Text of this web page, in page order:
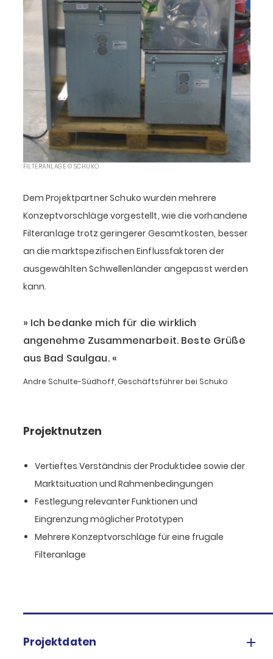
FILTERANLAGE © SCHUKO
Dem Projektpartner Schuko wurden mehrere
Konzeptvorschläge vorgestellt, wie die vorhandene
Filteranlage trotz geringerer Gesamtkosten, besser
an die marktspezifischen Einflussfaktoren der
ausgewählten Schwellenländer angepasst werden
kann.
Ich bedanke mich für die wirklich
angenehme Zusammenarbeit. Beste Grüße
aus Bad Saulgau.
Andre Schulte-Südhoff, Geschäftsführer bei Schuko
Projektnutzen
Vertieftes Verständnis der Produktidee sowie der
Marktsituation und Rahmenbedingungen
Festlegung relevanter Funktionen und
Eingrenzung möglicher Prototypen
Mehrere Konzeptvorschläge für eine frugale
Filteranlage
Projektdaten